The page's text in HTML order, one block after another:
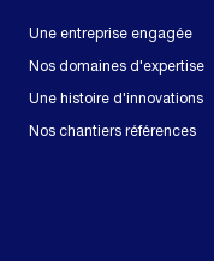
Une entreprise engagée
Nos domaines d'expertise
Une histoire d'innovations
Nos chantiers références